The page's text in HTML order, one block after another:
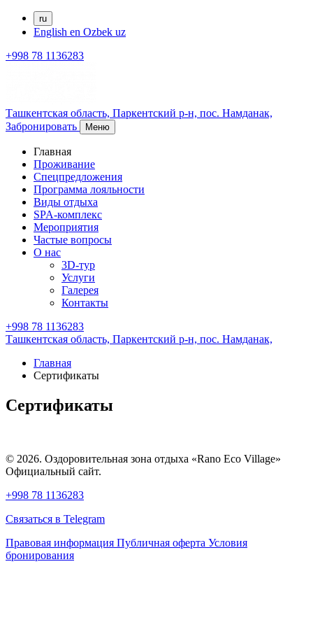
ru
English en Ozbek uz
+998 78 1136283
Ташкентская область, Паркентский р-н, пос. Намданак,
Забронировать
Меню
Главная
Проживание
Спецпредложения
Программа лояльности
Виды отдыха
SPA-комплекс
Мероприятия
Частые вопросы
О нас
3D-тур
Услуги
Галерея
Контакты
+998 78 1136283
Ташкентская область, Паркентский р-н, пос. Намданак,
Главная
Cертификаты
Cертификаты
© 2026. Оздоровительная зона отдыха «Rano Eco Village»
Официальный сайт.
+998 78 1136283
Связаться в Telegram
Правовая информация Публичная оферта Условия
бронирования